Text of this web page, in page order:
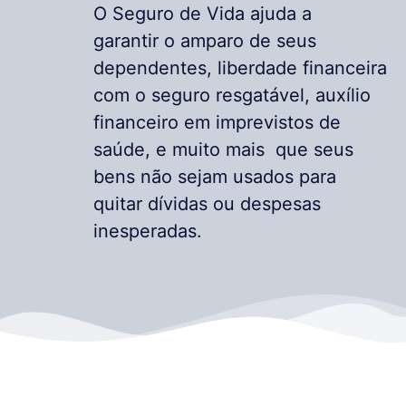
O Seguro de Vida ajuda a
garantir o amparo de seus
dependentes, liberdade financeira
com o seguro resgatável, auxílio
financeiro em imprevistos de
saúde, e muito mais que seus
bens não sejam usados para
quitar dívidas ou despesas
inesperadas.